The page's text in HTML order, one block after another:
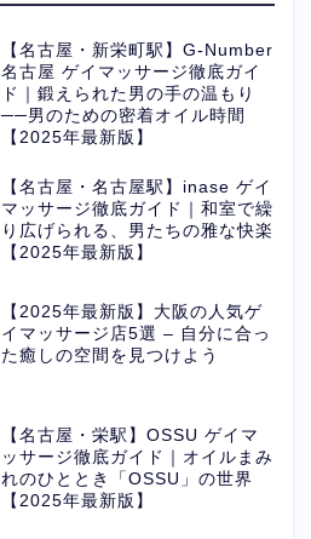
【名古屋・新栄町駅】G-Number
名古屋 ゲイマッサージ徹底ガイ
ド｜鍛えられた男の手の温もり
──男のための密着オイル時間
【2025年最新版】
【名古屋・名古屋駅】inase ゲイ
マッサージ徹底ガイド｜和室で繰
り広げられる、男たちの雅な快楽
【2025年最新版】
【2025年最新版】大阪の人気ゲ
イマッサージ店5選 – 自分に合っ
た癒しの空間を見つけよう
【名古屋・栄駅】OSSU ゲイマ
ッサージ徹底ガイド｜オイルまみ
れのひととき「OSSU」の世界
【2025年最新版】